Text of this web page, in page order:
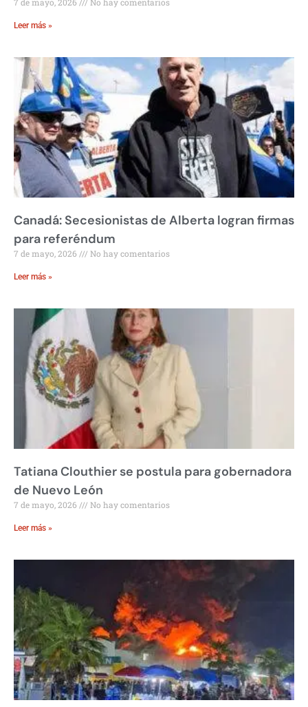
Leer más »
Canadá: Secesionistas de Alberta logran firmas
para referéndum
7 de mayo, 2026 No hay comentarios
Leer más »
Tatiana Clouthier se postula para gobernadora
de Nuevo León
7 de mayo, 2026 No hay comentarios
Leer más »